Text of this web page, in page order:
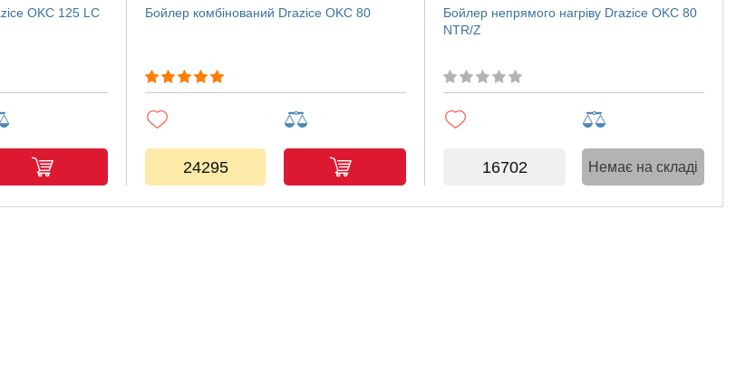
OKC 125 LC Бойлер комбінований Drazice OKC 80
24295
Бойлер непрямого нагріву Drazice OKC 80
NTR/Z
16702 Немає на складі